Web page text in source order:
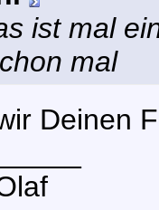
ist mal
mal
Deinen